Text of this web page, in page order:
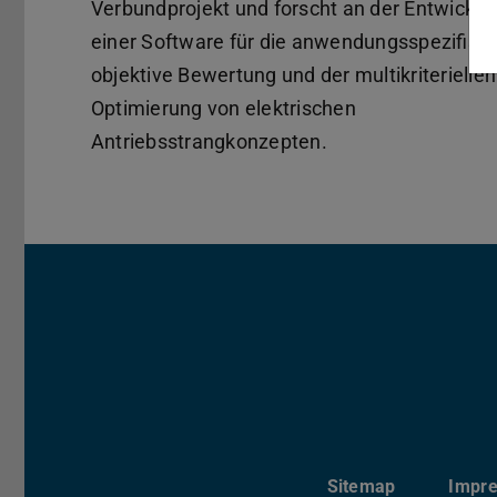
Verbundprojekt und forscht an der
einer Software für die
objektive Bewertung und der multikriteriellen
Optimierung von elektrischen
Antriebsstrangkonzepten.
Sitemap